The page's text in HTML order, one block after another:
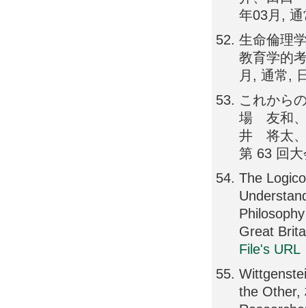
年03月,
生命倫理
教育学的
月, 通常,
これから
場 友和
井 将太
第 63 回
The
Great
File's URL
the Other,